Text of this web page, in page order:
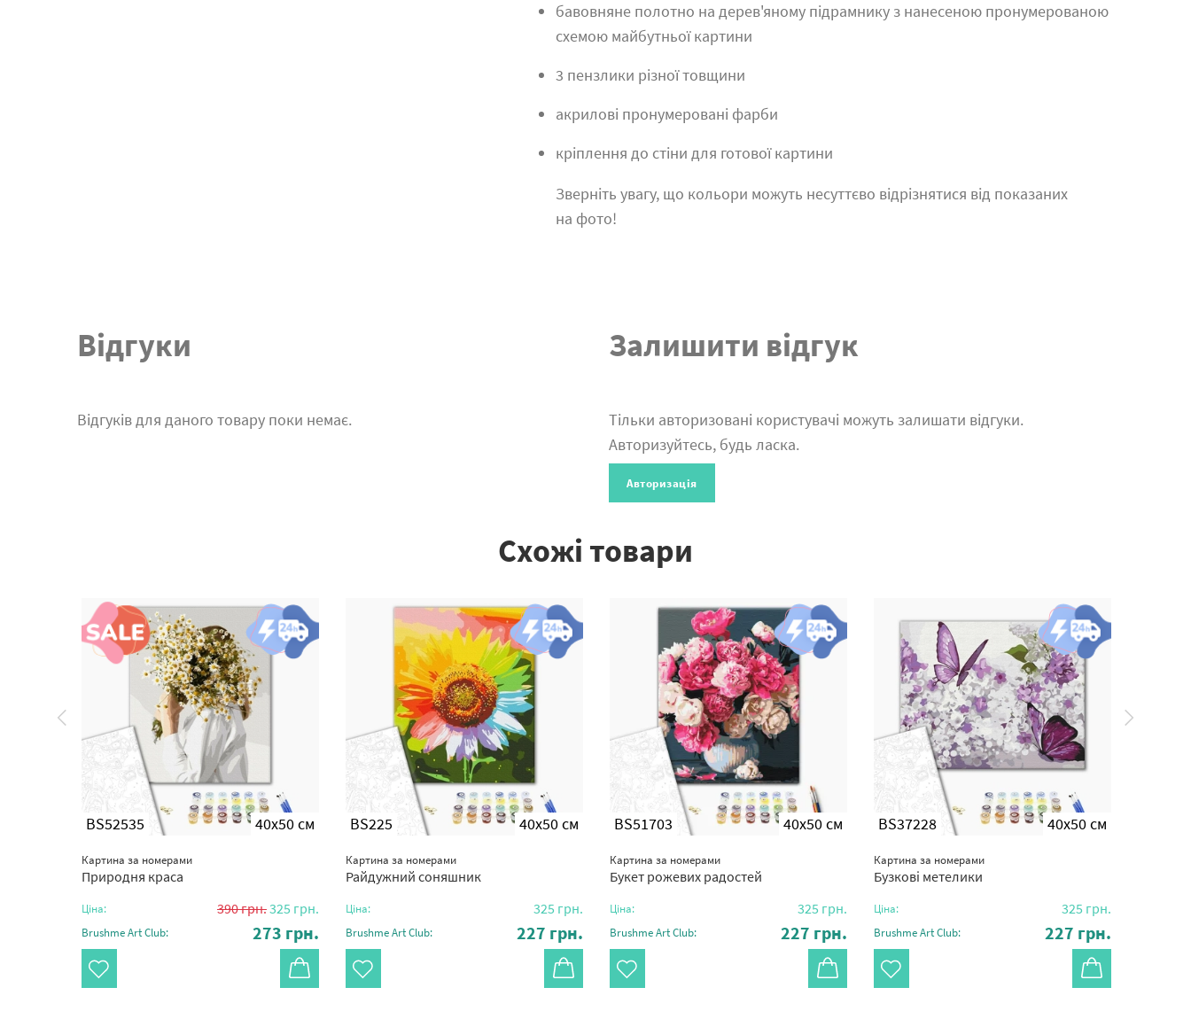
бавовняне полотно на дерев'яному підрамнику з нанесеною пронумерованою
схемою майбутньої картини
3 пензлики різної товщини
акрилові пронумеровані фарби
кріплення до стіни для готової картини
Зверніть увагу, що кольори можуть несуттєво відрізнятися від показаних
на фото!
Відгуки
Відгуків для даного товару поки немає.
Залишити відгук
Тільки авторизовані користувачі можуть залишати відгуки.
Авторизуйтесь, будь ласка.
Авторизація
Схожі товари
BS52535 40x50 см
Картина за номерами
Природня краса
Ціна: 390грн.325 грн.
Brushme Art Club: 273 грн.
BS225 40x50 см
Картина за номерами
Райдужний соняшник
Ціна: 325 грн.
Brushme Art Club: 227 грн.
BS51703 40x50 см
Картина за номерами
Букет рожевих радостей
Ціна: 325 грн.
Brushme Art Club: 227 грн.
BS37228 40x50 см
Картина за номерами
Бузкові метелики
Ціна: 325 грн.
Brushme Art Club: 227 грн.